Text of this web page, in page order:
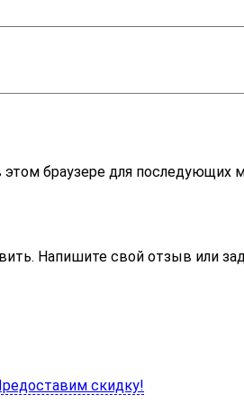
этом браузере для последующих
Напишите свой отзыв или
скидку!